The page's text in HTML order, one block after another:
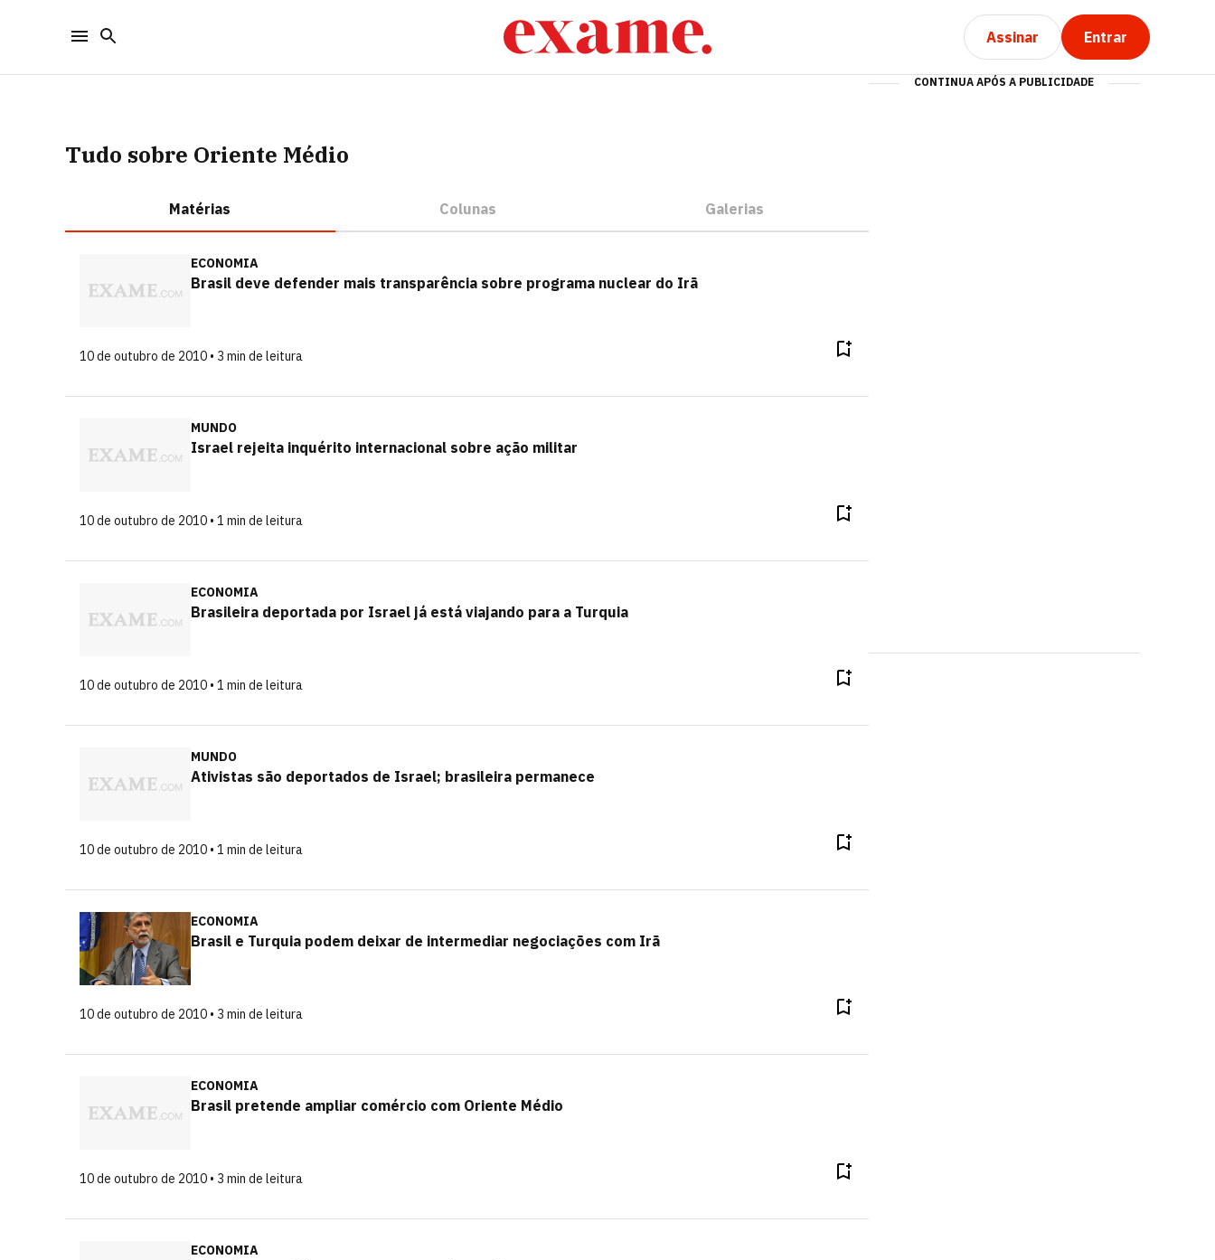
Assinar Entrar
Tudo sobre Oriente Médio
Matérias Colunas Galerias
ECONOMIA
Brasil deve defender mais transparência sobre programa nuclear do Irã
10 de outubro de 2010 • 3 min de leitura
MUNDO
Israel rejeita inquérito internacional sobre ação militar
10 de outubro de 2010 • 1 min de leitura
ECONOMIA
Brasileira deportada por Israel já está viajando para a Turquia
10 de outubro de 2010 • 1 min de leitura
MUNDO
Ativistas são deportados de Israel; brasileira permanece
10 de outubro de 2010 • 1 min de leitura
ECONOMIA
Brasil e Turquia podem deixar de intermediar negociações com Irã
10 de outubro de 2010 • 3 min de leitura
ECONOMIA
Brasil pretende ampliar comércio com Oriente Médio
10 de outubro de 2010 • 3 min de leitura
ECONOMIA
CONTINUA APÓS A PUBLICIDADE